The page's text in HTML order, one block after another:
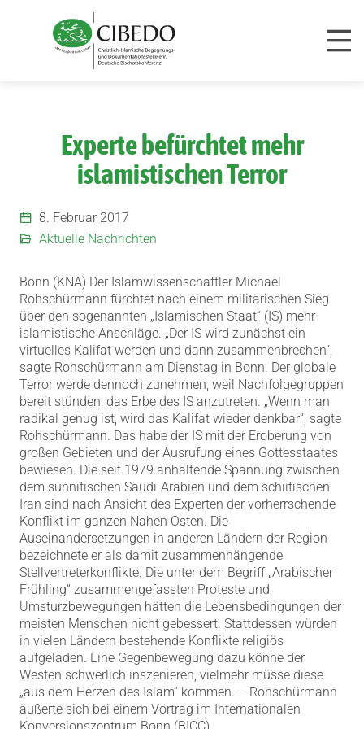
Experte befürchtet mehr
islamistischen Terror
8. Februar 2017
Aktuelle Nachrichten
Bonn (KNA) Der Islamwissenschaftler Michael
Rohschürmann fürchtet nach einem militärischen Sieg
über den sogenannten „Islamischen Staat“ (IS) mehr
islamistische Anschläge. „Der IS wird zunächst ein
virtuelles Kalifat werden und dann zusammenbrechen“,
sagte Rohschürmann am Dienstag in Bonn. Der globale
Terror werde dennoch zunehmen, weil Nachfolgegruppen
bereit stünden, das Erbe des IS anzutreten. „Wenn man
radikal genug ist, wird das Kalifat wieder denkbar“, sagte
Rohschürmann. Das habe der IS mit der Eroberung von
großen Gebieten und der Ausrufung eines Gottesstaates
bewiesen. Die seit 1979 anhaltende Spannung zwischen
dem sunnitischen Saudi-Arabien und dem schiitischen
Iran sind nach Ansicht des Experten der vorherrschende
Konflikt im ganzen Nahen Osten. Die
Auseinandersetzungen in anderen Ländern der Region
bezeichnete er als damit zusammenhängende
Stellvertreterkonflikte. Die unter dem Begriff „Arabischer
Frühling“ zusammengefassten Proteste und
Umsturzbewegungen hätten die Lebensbedingungen der
meisten Menschen nicht gebessert. Stattdessen würden
in vielen Ländern bestehende Konflikte religiös
aufgeladen. Eine Gegenbewegung dazu könne der
Westen schwerlich inszenieren, vielmehr müsse diese
„aus dem Herzen des Islam“ kommen. – Rohschürmann
äußerte sich bei einem Vortrag im Internationalen